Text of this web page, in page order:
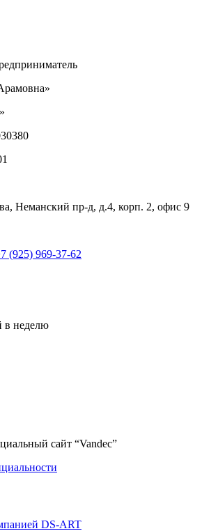
Неманский пр-д, д.4, корп. 2, офис 9
(925) 969-37-62
в неделю
сайт “Vandec”
DS-ART